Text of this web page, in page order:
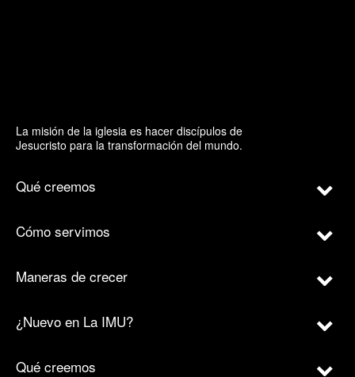
La misión de la iglesia es hacer discípulos de
Jesucristo para la transformación del mundo.
Qué creemos
Cómo servimos
Maneras de crecer
¿Nuevo en La IMU?
Qué creemos